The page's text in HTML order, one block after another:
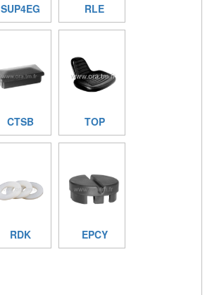
SUP4EG RLE
CTSB TOP
RDK EPCY